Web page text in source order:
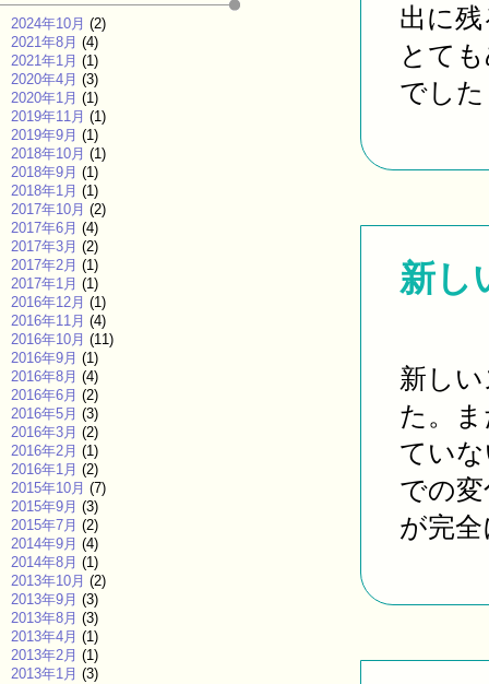
出に
とて
でし
新し
新し
た。
てい
での
が完
2024年10月 (2)
2021年8月 (4)
2021年1月 (1)
2020年4月 (3)
2020年1月 (1)
2019年11月 (1)
2019年9月 (1)
2018年10月 (1)
2018年9月 (1)
2018年1月 (1)
2017年10月 (2)
2017年6月 (4)
2017年3月 (2)
2017年2月 (1)
2017年1月 (1)
2016年12月 (1)
2016年11月 (4)
2016年10月 (11)
2016年9月 (1)
2016年8月 (4)
2016年6月 (2)
2016年5月 (3)
2016年3月 (2)
2016年2月 (1)
2016年1月 (2)
2015年10月 (7)
2015年9月 (3)
2015年7月 (2)
2014年9月 (4)
2014年8月 (1)
2013年10月 (2)
2013年9月 (3)
2013年8月 (3)
2013年4月 (1)
2013年2月 (1)
2013年1月 (3)